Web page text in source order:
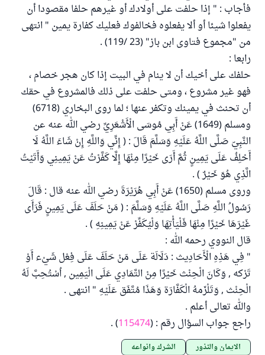
فأجاب : " إذا حلفت على أولادك أو غيرهم حلفا مقصودا أن
يفعلوا شيئا أو ألا يفعلوه فخالفوك فعليك كفارة يمين " انتهى
من "مجموع فتاوى ابن باز" (23 /119) .
رابعا :
حلفك على أخيك أن لا ينام في البيت إذا كان هجر خصام ،
فهو غير مشروع ، ومتى حلفت على ذلك فالمشروع في حقك
أن تحنث في يمينك وتكفر عنها ؛ لما روى البخاري (6718)
ومسلم (1649) عَنْ أَبِي مُوسَى الْأَشْعَرِيِّ رضي الله عنه عن
النَّبِيّ صَلَّى اللَّهُ عَلَيْهِ وَسَلَّمَ قَالَ : ( إِنِّي وَاللَّهِ إِنْ شَاءَ اللَّهُ لَا
أَحْلِفُ عَلَى يَمِينٍ ثُمَّ أَرَى خَيْرًا مِنْهَا إِلَّا كَفَّرْتُ عَنْ يَمِينِي وَأَتَيْتُ
الَّذِي هُوَ خَيْرٌ ) .
وروى مسلم (1650) عَنْ أَبِي هُرَيْرَةَ رضي الله عنه قال : قَالَ
رَسُولُ اللَّهِ صَلَّى اللَّهُ عَلَيْهِ وَسَلَّمَ : ( مَنْ حَلَفَ عَلَى يَمِينٍ فَرَأَى
غَيْرَهَا خَيْرًا مِنْهَا فَلْيَأْتِهَا وَلْيُكَفِّرْ عَنْ يَمِينِهِ ) .
قال النووي رحمه الله :
" فِي هَذِهِ الْأَحَادِيث : دَلَالَة عَلَى مَنْ حَلَفَ عَلَى فِعْل شَيْء أَوْ
تَرْكه , وَكَانَ الْحِنْث خَيْرًا مِنْ التَّمَادِي عَلَى الْيَمِين , اُسْتُحِبَّ لَهُ
الْحِنْث , وَتَلْزَمهُ الْكَفَّارَة وَهَذَا مُتَّفَق عَلَيْهِ " انتهى .
والله تعالى أعلم .
راجع جواب السؤال رقم : (115474
) .
الأيمان والنذور الشرك وأنواعه